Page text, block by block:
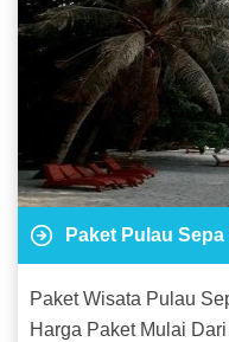
Paket Pulau Sepa
Paket Wisata Pulau
Harga Paket Mulai